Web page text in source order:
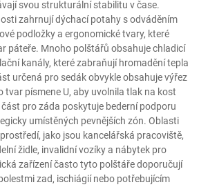
svou strukturální stabilitu v čase.
zahrnují dýchací potahy s odváděním
podložky a ergonomické tvary, které
páteře. Mnoho polštářů obsahuje chladicí
kanály, které zabraňují hromadění tepla
určená pro sedák obvykle obsahuje výřez
tvar písmene U, aby uvolnila tlak na kost
pro záda poskytuje bederní podporu
umístěných pevnějších zón. Oblasti
jako jsou kancelářská pracoviště,
židle, invalidní vozíky a nábytek pro
zařízení často tyto polštáře doporučují
zad, ischiágií nebo potřebujícím